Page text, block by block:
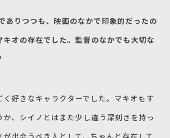
ありつつも、映画のなかで印象的だったの
オの存在でした。監督のなかでも大切な
好きなキャラクターでした。マキオもす
、シイノとはまた少し違う深刻さを持っ
出会うべき人として、ちゃんと存在して